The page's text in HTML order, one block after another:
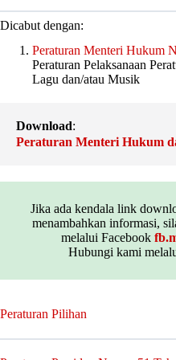
Dicabut dengan:
Peraturan Menteri Hukum
Peraturan Pelaksanaan
Lagu dan/atau Musik
Download:
Peraturan Menteri Hukum
Jika ada kendala link
menambahkan informasi,
melalui Facebook
Hubungi kami
Peraturan Pilihan